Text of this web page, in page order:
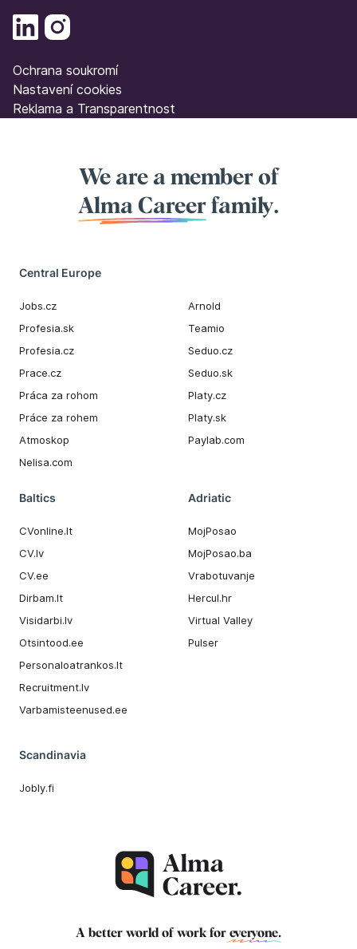
Ochrana soukromí
Nastavení cookies
Reklama a Transparentnost
We are a member of
Alma Career family.
Central Europe
Jobs.cz
Profesia.sk
Profesia.cz
Prace.cz
Práca za rohom
Práce za rohem
Atmoskop
Nelisa.com
Arnold
Teamio
Seduo.cz
Seduo.sk
Platy.cz
Platy.sk
Paylab.com
Baltics
CVonline.lt
CV.lv
CV.ee
Dirbam.It
Visidarbi.lv
Otsintood.ee
Personaloatrankos.lt
Recruitment.lv
Varbamisteenused.ee
Adriatic
MojPosao
MojPosao.ba
Vrabotuvanje
Hercul.hr
Virtual Valley
Pulser
Scandinavia
Jobly.fi
A better world of work for everyone.